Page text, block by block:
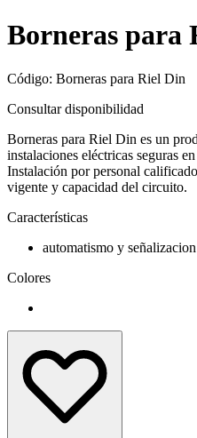
Borneras para
Código: Borneras para Riel Din
Consultar disponibilidad
Borneras para Riel Din es un
instalaciones eléctricas seguras
Instalación por personal
vigente y capacidad del circuito.
Características
automatismo y señalizacion
Colores